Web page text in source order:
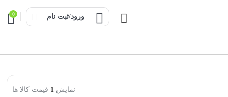
ورود/ثبت نام 0
نمایش 1 قیمت کالا ها